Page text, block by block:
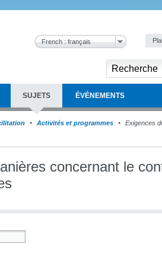
French : français
SUJETS ÉVÉNEMENTS
Activités et programmes
Exigences
concernant le